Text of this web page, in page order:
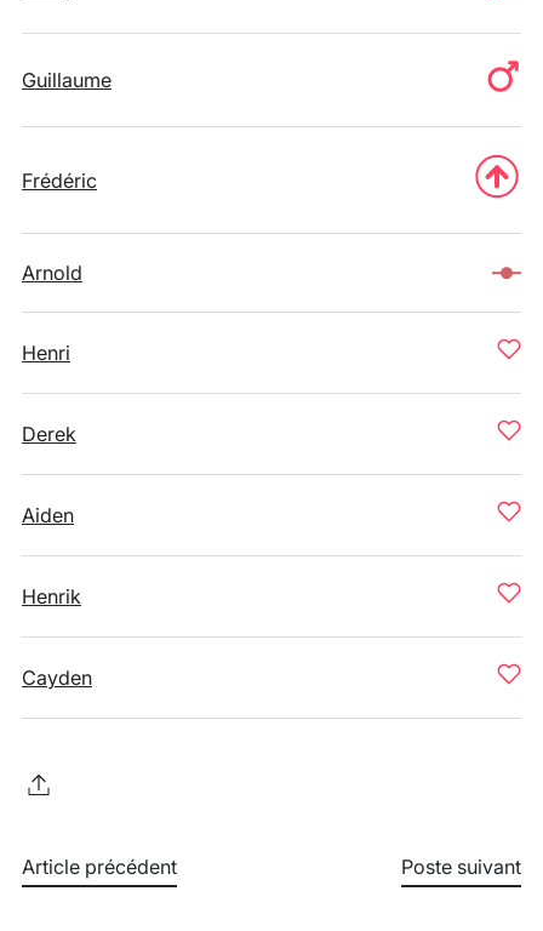
Guillaume
Frédéric
Arnold
Henri
Derek
Aiden
Henrik
Cayden
Article précédent Poste suivant